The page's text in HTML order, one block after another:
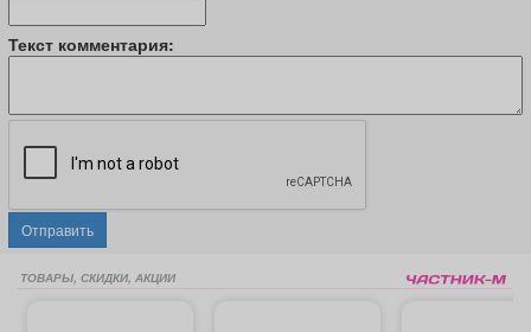
Текст комментария:
Отправить
ТОВАРЫ, СКИДКИ, АКЦИИ